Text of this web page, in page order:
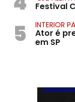
Festival
5 INTERIOR
Ator é
em SP